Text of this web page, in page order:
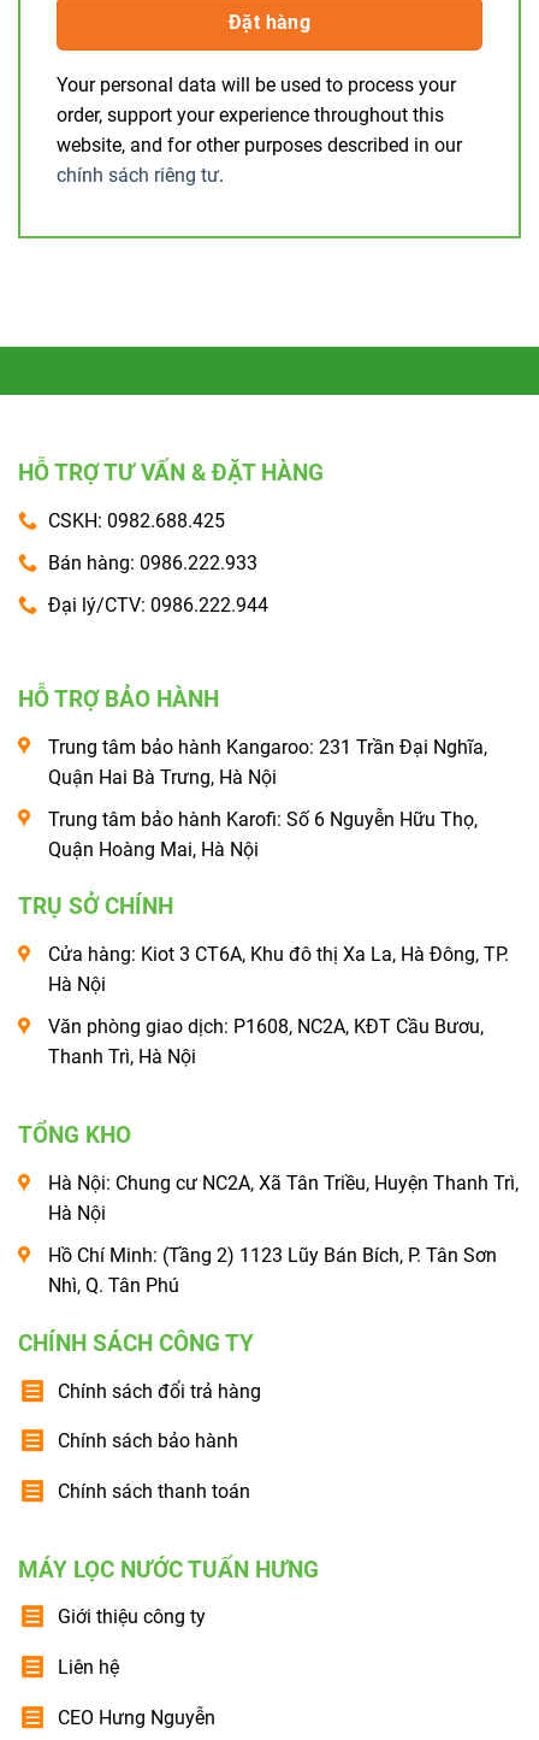
Đặt hàng
Your personal data will be used to process your
order, support your experience throughout this
website, and for other purposes described in our
chính sách riêng tư.
HỖ TRỢ TƯ VẤN & ĐẶT HÀNG
CSKH: 0982.688.425
Bán hàng: 0986.222.933
Đại lý/CTV: 0986.222.944
HỖ TRỢ BẢO HÀNH
Trung tâm bảo hành Kangaroo: 231 Trần Đại Nghĩa,
Quận Hai Bà Trưng, Hà Nội
Trung tâm bảo hành Karofi: Số 6 Nguyễn Hữu Thọ,
Quận Hoàng Mai, Hà Nội
TRỤ SỞ CHÍNH
Cửa hàng: Kiot 3 CT6A, Khu đô thị Xa La, Hà Đông, TP.
Hà Nội
Văn phòng giao dịch: P1608, NC2A, KĐT Cầu Bươu,
Thanh Trì, Hà Nội
TỔNG KHO
Hà Nội: Chung cư NC2A, Xã Tân Triều, Huyện Thanh Trì,
Hà Nội
Hồ Chí Minh: (Tầng 2) 1123 Lũy Bán Bích, P. Tân Sơn
Nhì, Q. Tân Phú
CHÍNH SÁCH CÔNG TY
Chính sách đổi trả hàng
Chính sách bảo hành
Chính sách thanh toán
MÁY LỌC NƯỚC TUẤN HƯNG
Giới thiệu công ty
Liên hệ
CEO Hưng Nguyễn